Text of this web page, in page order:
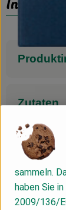
Zutaten
sammeln.
haben Sie
2009/136/